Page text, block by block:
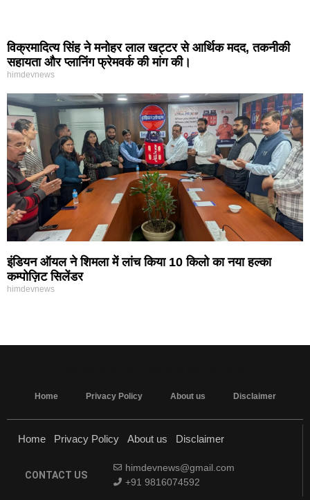
विक्रमादित्य सिंह ने मनोहर लाल खट्टर से आर्थिक मदद, तकनीकी
सहायता और प्लानिंग फ्रेमवर्क की मांग की।
himdevnews
इंडियन ऑयल ने शिमला में लांच किया 10 किलो का नया हल्का
कम्पोज़िट सिलेंडर
himdevnews
Home Privacy Policy About us Disclaimer
Home Privacy Policy About us Disclaimer
CONTACT US
himdevnews@gmail.com
+91 9816074592